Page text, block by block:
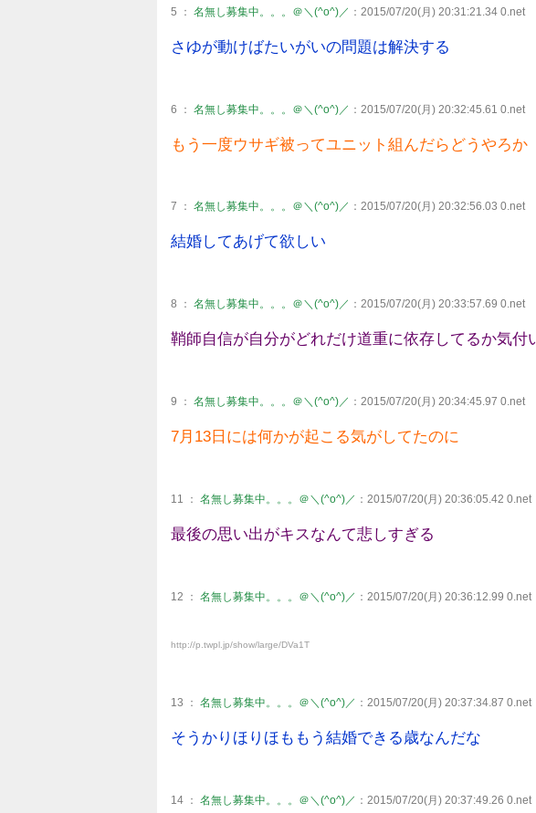
5 ： 名無し募集中。。。＠＼(^o^)／ ：2015/07/20(月) 20:31:21.34 0.net
さゆが動けばたいがいの問題は解決する
6 ： 名無し募集中。。。＠＼(^o^)／ ：2015/07/20(月) 20:32:45.61 0.net
もう一度ウサギ被ってユニット組んだらどうやろか
7 ： 名無し募集中。。。＠＼(^o^)／ ：2015/07/20(月) 20:32:56.03 0.net
結婚してあげて欲しい
8 ： 名無し募集中。。。＠＼(^o^)／ ：2015/07/20(月) 20:33:57.69 0.net
鞘師自信が自分がどれだけ道重に依存してるか気付
9 ： 名無し募集中。。。＠＼(^o^)／ ：2015/07/20(月) 20:34:45.97 0.net
7月13日には何かが起こる気がしてたのに
11 ： 名無し募集中。。。＠＼(^o^)／ ：2015/07/20(月) 20:36:05.42 0.net
最後の思い出がキスなんて悲しすぎる
12 ： 名無し募集中。。。＠＼(^o^)／ ：2015/07/20(月) 20:36:12.99 0.net
http://p.twpl.jp/show/large/DVa1T
13 ： 名無し募集中。。。＠＼(^o^)／ ：2015/07/20(月) 20:37:34.87 0.net
そうかりほりほももう結婚できる歳なんだな
14 ： 名無し募集中。。。＠＼(^o^)／ ：2015/07/20(月) 20:37:49.26 0.net